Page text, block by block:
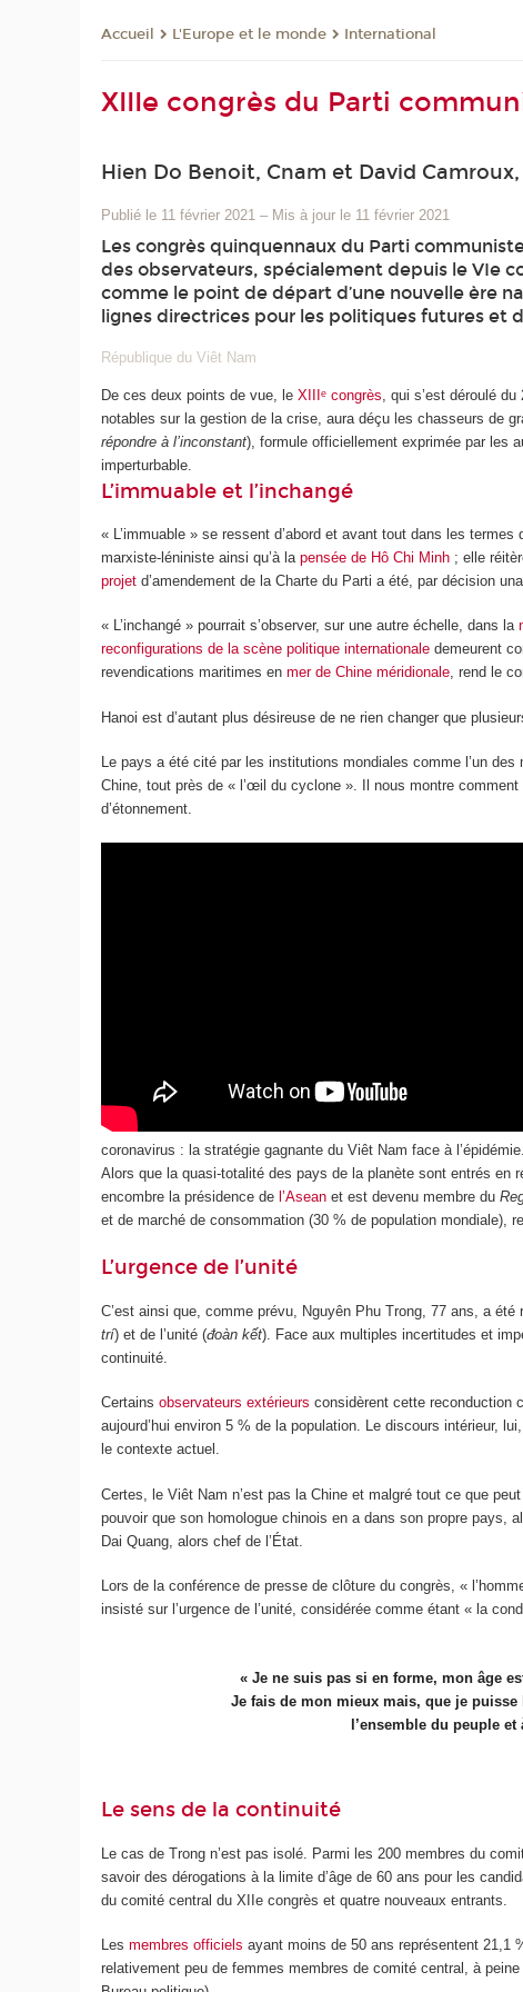
Accueil L'Europe et le monde International
XIIIe congrès du Parti
Hien Do Benoit, Cnam et David Camroux,
Publié le 11 février 2021 – Mis à jour le 11 février 2021
Les congrès quinquennaux du Parti
des observateurs, spécialement depuis le VIe
comme le point de départ d’une nouvelle ère
lignes directrices pour les politiques futures et
République du Viêt Nam
De ces deux points de vue, leXIIIᵉ congrès , qui s’est déroulé
notables sur la gestion de la crise, aura déçu les chasseurs de
répondre à l’inconstant), formule officiellement exprimée par les
imperturbable.
L’immuable et l’inchangé
« L’immuable » se ressent d’abord et avant tout dans les
marxiste-léniniste ainsi qu’à lapensée de Hô Chi Minh ; elle
projet d’amendement de la Charte du Parti a été, par décision
« L’inchangé » pourrait s’observer, sur une autre échelle, dans la
reconfigurations de la scène politique internationale demeurent
revendications maritimes enmer de Chine méridionale, rend le
Hanoi est d’autant plus désireuse de ne rien changer que
Le pays a été cité par les institutions mondiales comme l’un
Chine, tout près de « l’œil du cyclone ». Il nous montre
d’étonnement.
coronavirus : la stratégie gagnante du Viêt Nam face à l’épidémie.
Alors que la quasi-totalité des pays de la planète sont entrés
encombre la présidence de l’Asean et est devenu membre du
et de marché de consommation (30 % de population mondiale),
L’urgence de l’unité
C’est ainsi que, comme prévu, Nguyên Phu Trong, 77 ans, a
trí) et de l’unité (đoàn kết). Face aux multiples incertitudes et
continuité.
Certainsobservateurs extérieurs considèrent cette reconduction
aujourd’hui environ 5 % de la population. Le discours intérieur,
le contexte actuel.
Certes, le Viêt Nam n’est pas la Chine et malgré tout ce que
pouvoir que son homologue chinois en a dans son propre pays,
Dai Quang, alors chef de l’État.
Lors de la conférence de presse de clôture du congrès, «
insisté sur l’urgence de l’unité, considérée comme étant « la
« Je ne suis pas si en forme, mon âge
Je fais de mon mieux mais, que je
l’ensemble du peuple
Le sens de la continuité
Le cas de Trong n’est pas isolé. Parmi les 200 membres du
savoir des dérogations à la limite d’âge de 60 ans pour les
du comité central du XIIe congrès et quatre nouveaux entrants.
Lesmembres officiels ayant moins de 50 ans représentent 21,1
relativement peu de femmes membres de comité central, à